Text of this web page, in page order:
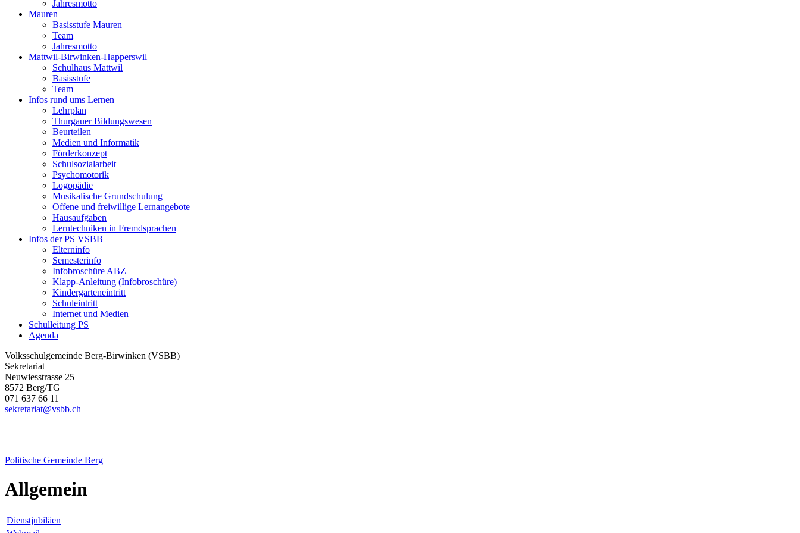
Jahresmotto
Mauren
Basisstufe Mauren
Team
Jahresmotto
Mattwil-Birwinken-Happerswil
Schulhaus Mattwil
Basisstufe
Team
Infos rund ums Lernen
Lehrplan
Thurgauer Bildungswesen
Beurteilen
Medien und Informatik
Förderkonzept
Schulsozialarbeit
Psychomotorik
Logopädie
Musikalische Grundschulung
Offene und freiwillige Lernangebote
Hausaufgaben
Lerntechniken in Fremdsprachen
Infos der PS VSBB
Elterninfo
Semesterinfo
Infobroschüre ABZ
Klapp-Anleitung (Infobroschüre)
Kindergarteneintritt
Schuleintritt
Internet und Medien
Schulleitung PS
Agenda
Volksschulgemeinde Berg-Birwinken (VSBB)
Sekretariat
Neuwiesstrasse 25
8572 Berg/TG
071 637 66 11
sekretariat@vsbb.ch
Politische Gemeinde Berg
Allgemein
Dienstjubiläen